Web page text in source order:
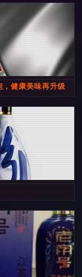
健康美味再升级